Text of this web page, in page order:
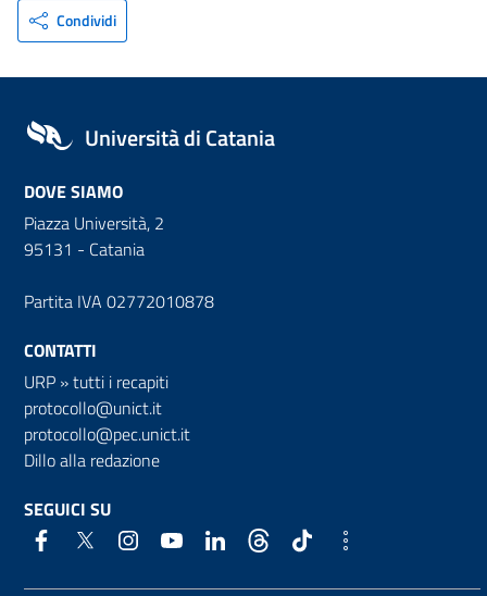
Condividi
Università di Catania
DOVE SIAMO
Piazza Università, 2
95131 - Catania
Partita IVA 02772010878
CONTATTI
URP »tutti i recapiti
protocollo@unict.it
protocollo@pec.unict.it
Dillo alla redazione
SEGUICI SU